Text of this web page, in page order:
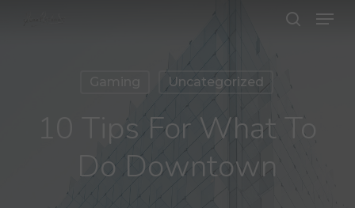
Menu
Uncategorized
10 Tips For What To
Do Downtown